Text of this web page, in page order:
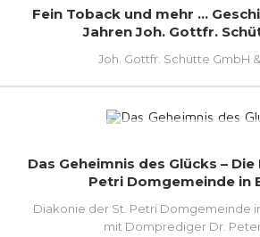
Fein Toback und mehr ...
Jahren Joh. Gottfr.
Joh. Gottfr. Schütte GmbH &
Das Geheimnis des Glücks –
Petri Domgemeinde in
Diakonie der St. Petri Domgemeinde
mit Domprediger Dr.